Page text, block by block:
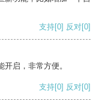
支持[0] 反对[0]
启，非常方便。
支持[0] 反对[0]